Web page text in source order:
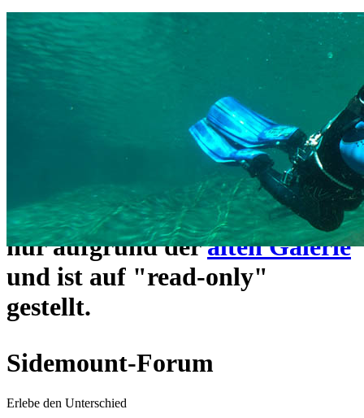
Das Sidemount-Forum ist auf
ein neues Forensystem
umgezogen und wie gewohnt
https://www.sidemount-
erreichbar.
Das alte Forum hier existiert
nur aufgrund deralten Galerie
und ist auf "read-only"
gestellt.
Sidemount-Forum
Erlebe den Unterschied